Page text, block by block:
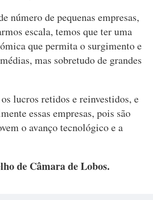
número de pequenas empresas,
escala, temos que ter uma
que permita o surgimento e
mas sobretudo de grandes
lucros retidos e reinvestidos, e
essas empresas, pois são
o avanço tecnológico e a
de Câmara de Lobos.